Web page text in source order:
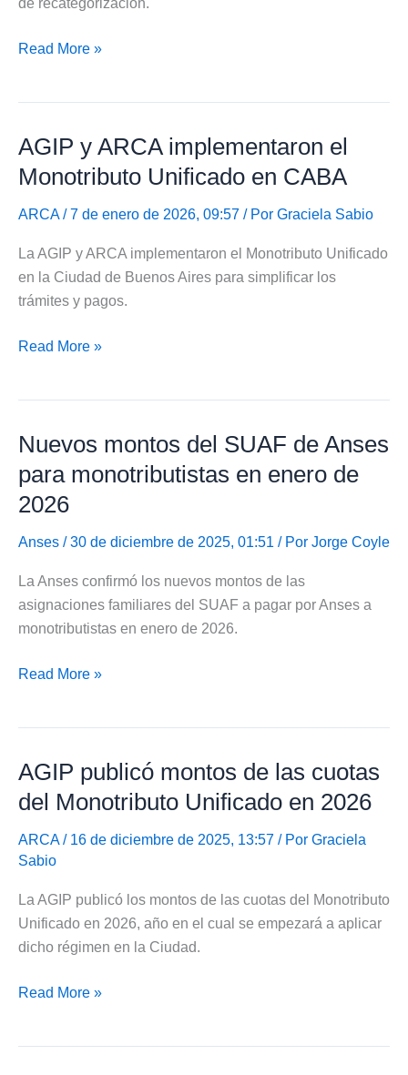
2026
de recategorización.
ARCA
del
monotributo
2026
Read More »
AGIP y ARCA implementaron el
Monotributo Unificado en CABA
ARCA/ 7 de enero de 2026, 09:57 / Por Graciela Sabio
La AGIP y ARCA implementaron el Monotributo Unificado
en la Ciudad de Buenos Aires para simplificar los
trámites y pagos.
AGIP
el
Unificado
en
CABA
Read More »
Nuevos montos del SUAF de Anses
para monotributistas en enero de
2026
Anses / 30 de diciembre de 2025, 01:51 / Por Jorge Coyle
La Anses confirmó los nuevos montos de las
asignaciones familiares del SUAF a pagar por Anses a
monotributistas en enero de 2026.
Nuevos
de
Anses
para
monotributistas
en
de
2026
Read More »
AGIP publicó montos de las cuotas
del Monotributo Unificado en 2026
ARCA/ 16 de diciembre de 2025, 13:57 / Por Graciela
Sabio
La AGIP publicó los montos de las cuotas del Monotributo
Unificado en 2026, año en el cual se empezará a aplicar
dicho régimen en la Ciudad.
AGIP
Read More »